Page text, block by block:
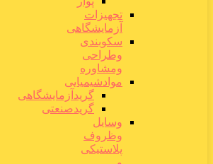
تجهیزات
آزمایشگاهی
سکوبندی
وطراحی
ومشاوره
موادشیمیایی
گریدآزمایشگاهی
گریدصنعتی
وسایل
وظروف
پلاستیکی